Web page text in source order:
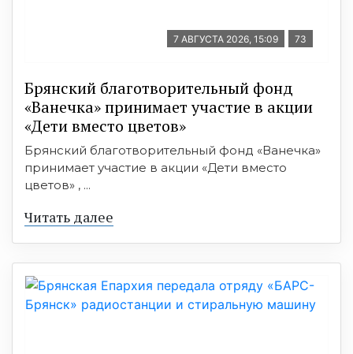
7 АВГУСТА 2026, 15:09 73
Брянский благотворительный фонд
«Ванечка» принимает участие в акции
«Дети вместо цветов»
Брянский благотворительный фонд «Ванечка»
принимает участие в акции «Дети вместо
цветов» , ...
Читать далее